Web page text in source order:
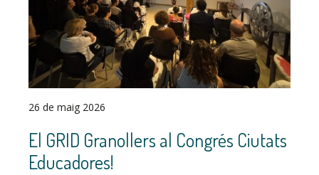
26 de maig 2026
El GRID Granollers al Congrés Ciutats
Educadores!